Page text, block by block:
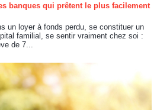
banques qui prêtent le plus facilement
un loyer à fonds perdu, se constituer un
familial, se sentir vraiment chez soi :
de 7...